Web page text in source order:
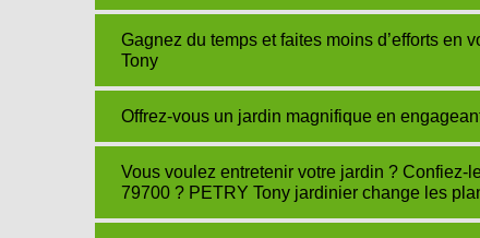
Gagnez du temps et faites moins d’efforts en
Tony
Offrez-vous un jardin magnifique en
Vous voulez entretenir votre jardin ?
79700 ? PETRY Tony jardinier change les